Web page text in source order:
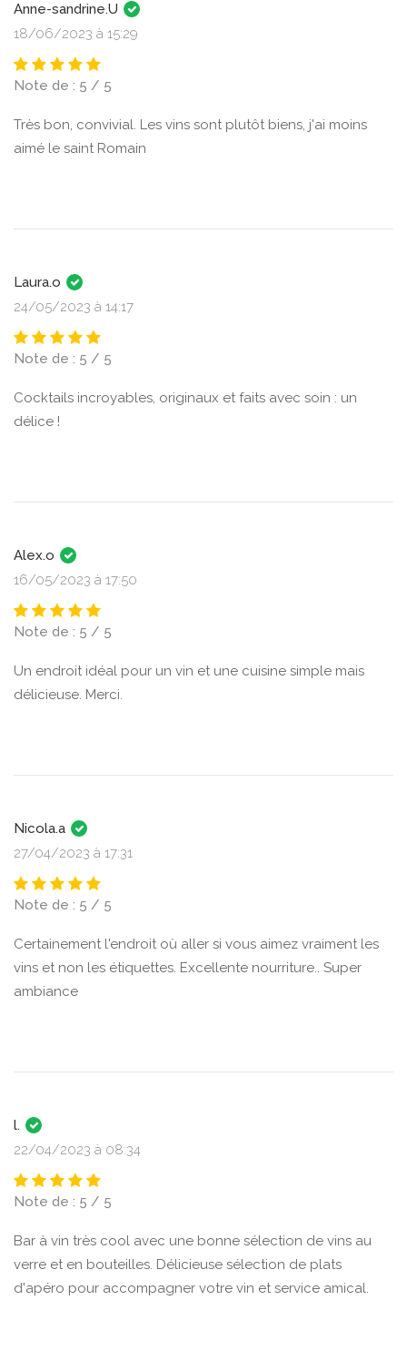
Anne-sandrine.U
18/06/2023 à 15:29
Note de : 5 / 5
Très bon, convivial. Les vins sont plutôt biens, j'ai moins
aimé le saint Romain
Laura.o
24/05/2023 à 14:17
Note de : 5 / 5
Cocktails incroyables, originaux et faits avec soin : un
délice !
Alex.o
16/05/2023 à 17:50
Note de : 5 / 5
Un endroit idéal pour un vin et une cuisine simple mais
délicieuse. Merci.
Nicola.a
27/04/2023 à 17:31
Note de : 5 / 5
Certainement l'endroit où aller si vous aimez vraiment les
vins et non les étiquettes. Excellente nourriture.. Super
ambiance
l.
22/04/2023 à 08:34
Note de : 5 / 5
Bar à vin très cool avec une bonne sélection de vins au
verre et en bouteilles. Délicieuse sélection de plats
d'apéro pour accompagner votre vin et service amical.